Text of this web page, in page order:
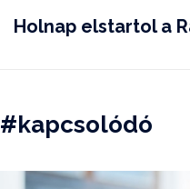
Holnap elstartol a
#kapcsolódó